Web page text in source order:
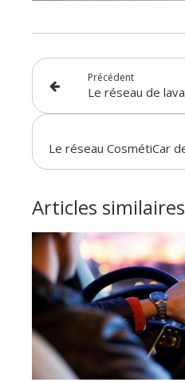
Précédent
Articles similaires